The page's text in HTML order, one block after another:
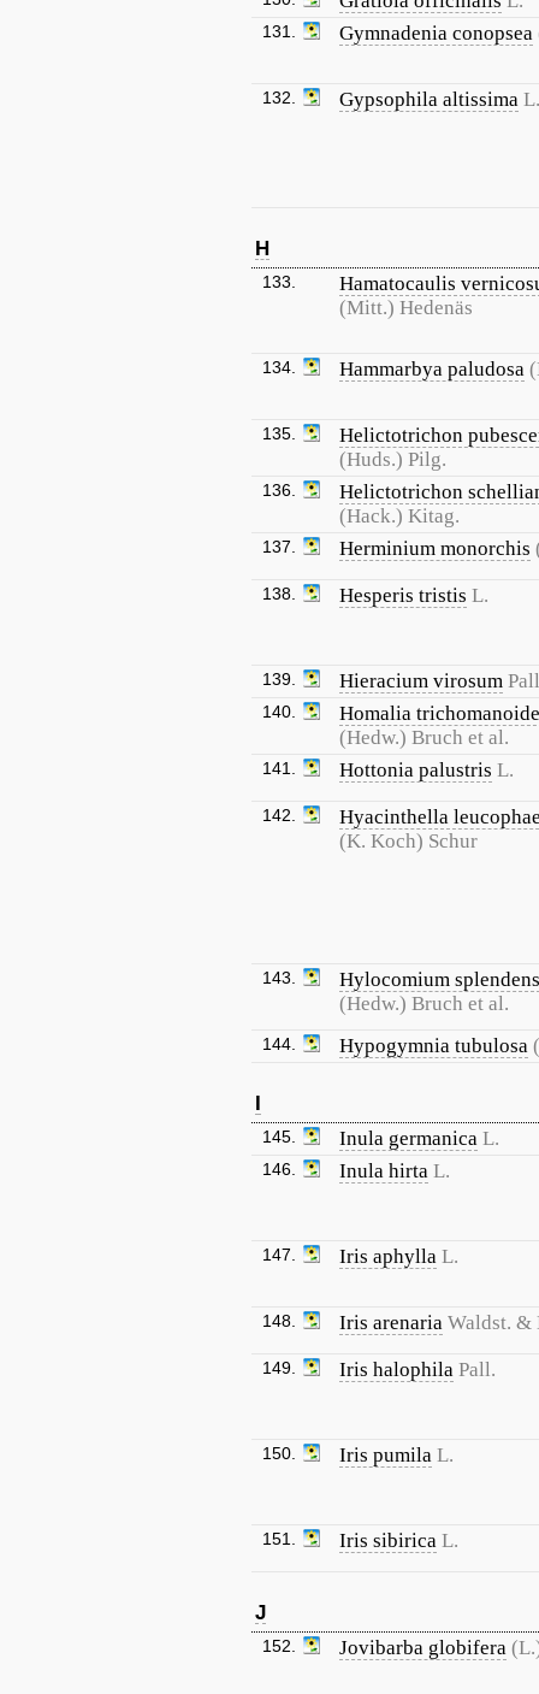
131. Gymnadenia conopsea
132. Gypsophila altissima L.
H
133.
Hamatocaulis
(Mitt.) Hedenäs
134. Hammarbya paludosa
135.
Helictotrichon
(Huds.) Pilg.
136.
Helictotrichon
(Hack.) Kitag.
137. Herminium monorchis
138. Hesperis tristis L.
139. Hieracium virosum
140.
Homalia
(Hedw.) Bruch et al.
141. Hottonia palustris L.
142.
Hyacinthella
(K. Koch) Schur
143.
Hylocomium splendens
(Hedw.) Bruch et al.
144. Hypogymnia tubulosa
I
145. Inula germanica L.
146. Inula hirta L.
147. Iris aphylla L.
148. Iris arenaria Waldst. &
149. Iris halophila Pall.
150. Iris pumila L.
151. Iris sibirica L.
J
152. Jovibarba globifera